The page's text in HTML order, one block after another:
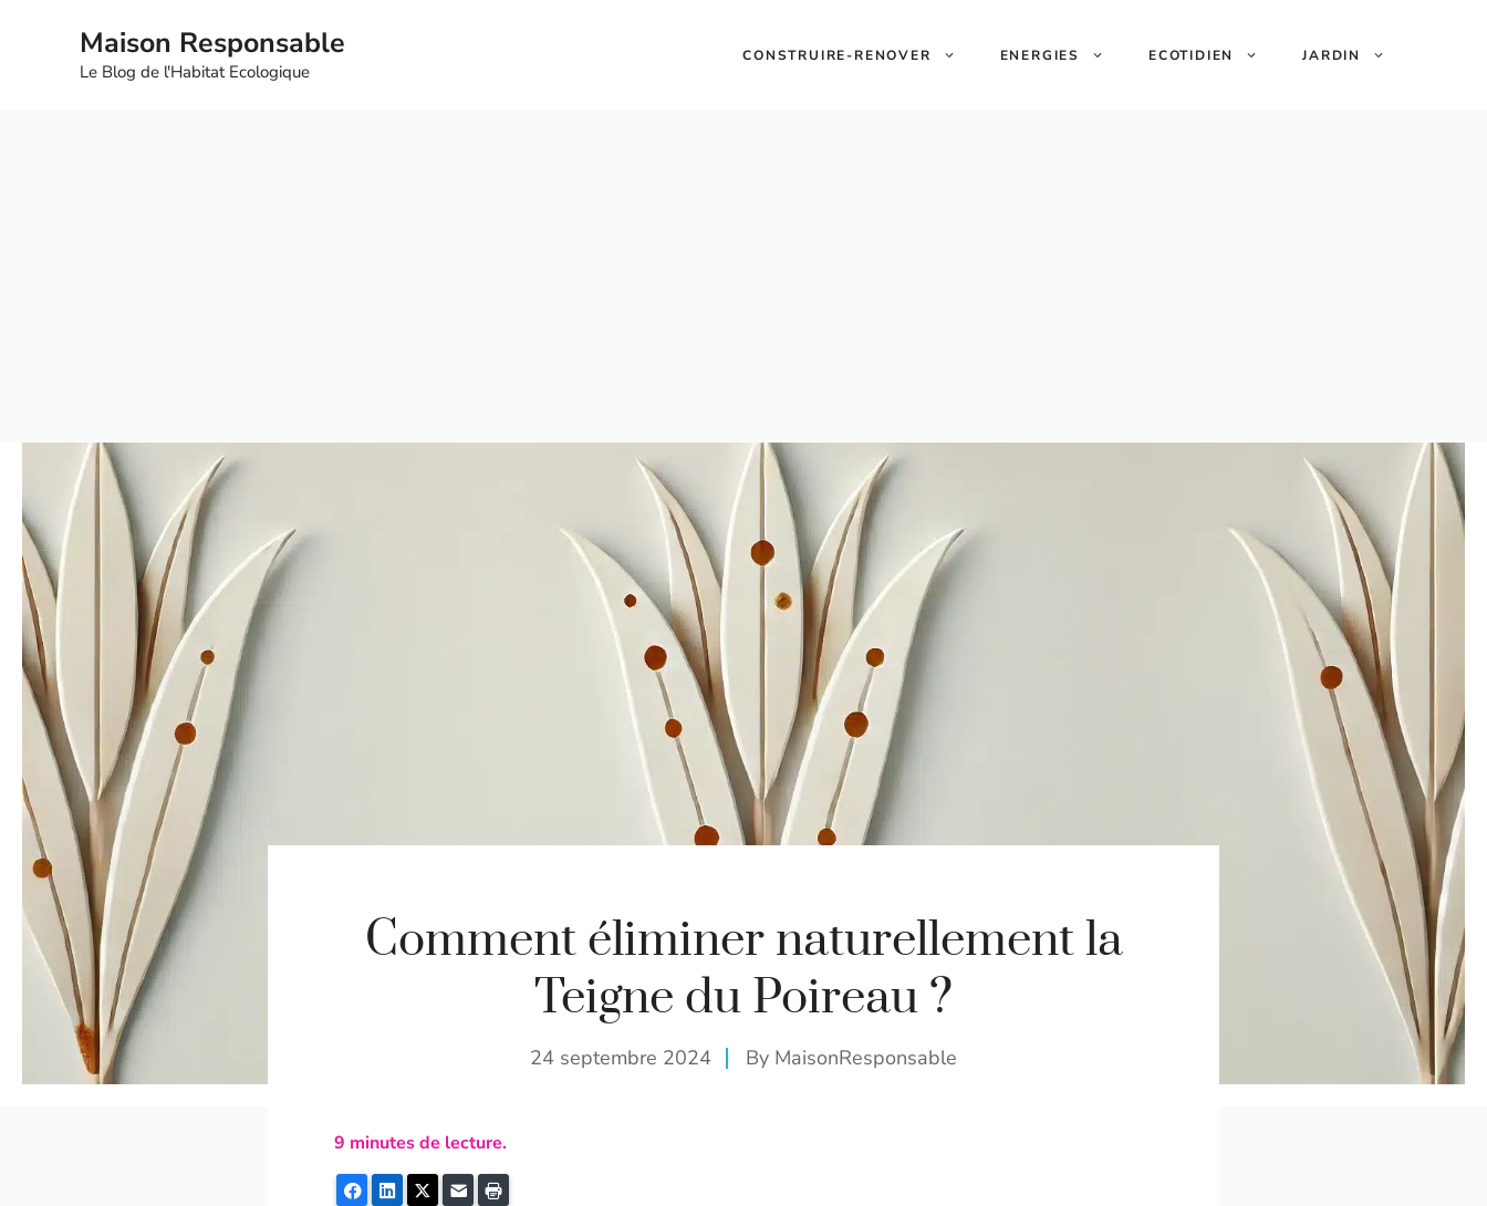
Maison Responsable
Le Blog de l'Habitat Ecologique
CONSTRUIRE-RENOVER ENERGIES ECOTIDIEN JARDIN
Comment éliminer naturellement la
Teigne du Poireau ?
24 septembre 2024 By MaisonResponsable
9 minutes de lecture.
FacebookLinkedInTwitterE-mail